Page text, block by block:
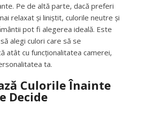
Pe de altă parte, dacă preferi
relaxat și liniștit, culorile neutre și
pot fi alegerea ideală. Este
alegi culori care să se
atât cu funcționalitatea camerei,
ta.
Culorile Înainte
Decide